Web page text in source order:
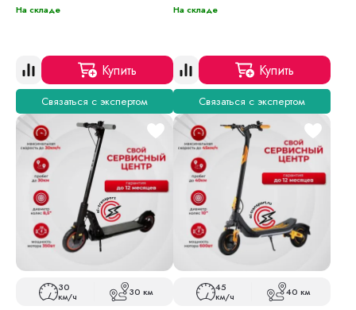
На складе
Купить
Связаться с экспертом
На складе
Купить
Связаться с экспертом
30
км/ч 30 км 45
км/ч 40 км